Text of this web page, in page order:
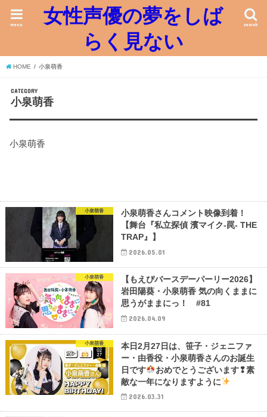
女性声優の夢をしば
らく見ない
search
menu
HOME 小泉萌香
CATEGORY
小泉萌香
小泉萌香
小泉萌香
小泉萌香さんコメント映像到着！
【舞台『私立探偵 濱マイク-罠- THE
TRAP』】
2026.05.01
小泉萌香
【もえぴバースデーパーリー2026】
岩田陽葵・小泉萌香 気の向くままに
思うがままにっ！ #81
2026.04.09
小泉萌香
本日2月27日は、笹子・ジェニファ
ー・由香役・小泉萌香さんのお誕生
日です
おめでとうございます❢素
敵な一年になりますように
2026.03.31